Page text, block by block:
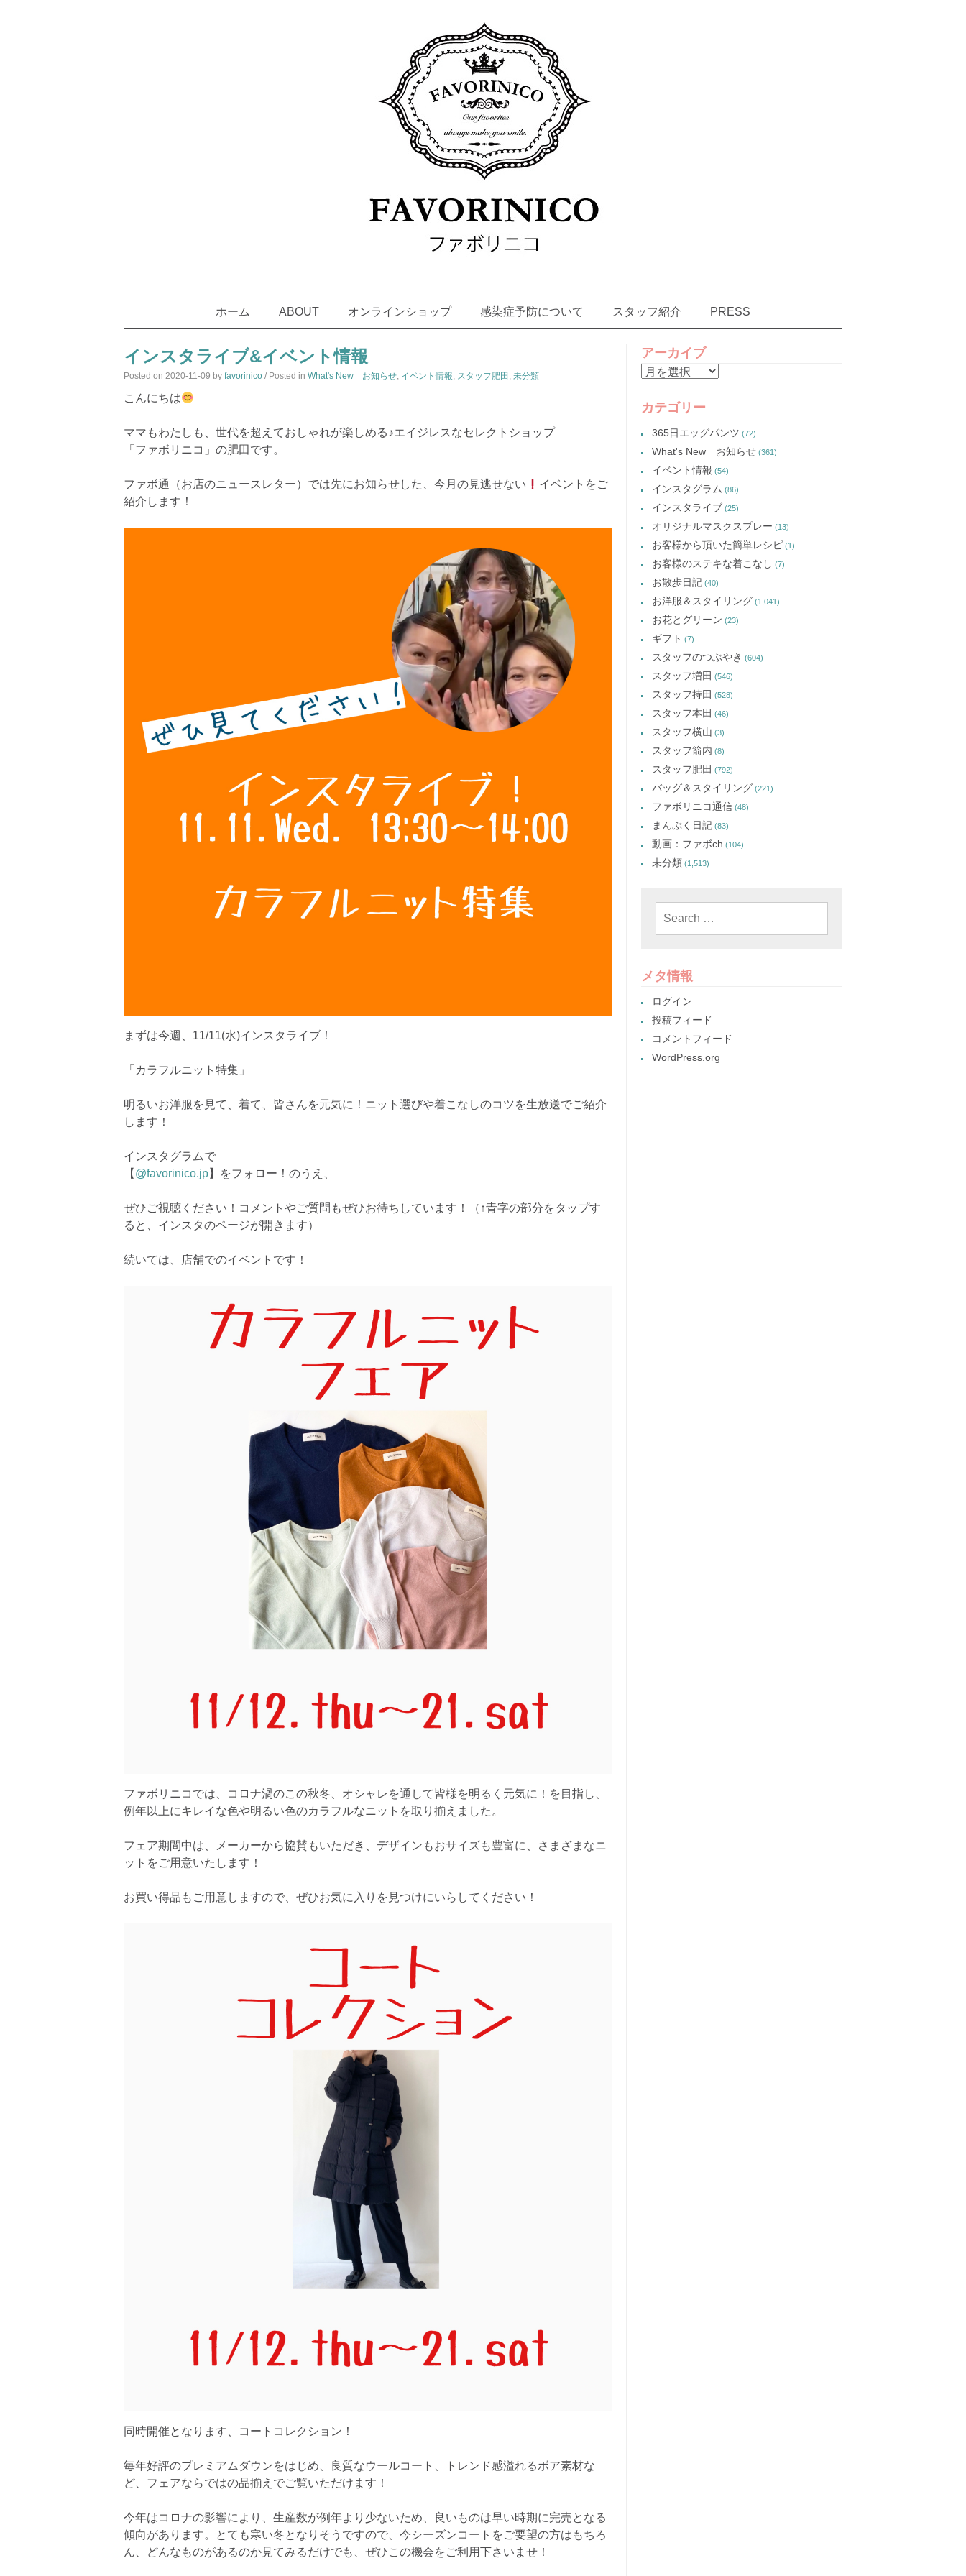
SKIP
TO
ホーム ABOUT オンラインショップ 感染症予防について スタッフ紹介 PRESS
インスタライブ&イベント情報
Posted on 2020-11-09 by favorinico / Posted in What's New お知らせ, イベント情報, スタッフ肥田 , 未分類
こんにちは
ママもわたしも、世代を超えておしゃれが楽しめる♪エイジレスなセレクトショップ
「ファボリニコ」の肥田です。
ファボ通（お店のニュースレター）では先にお知らせした、今月の見逃せない
イベントをご
紹介します！
まずは今週、11/11(水)インスタライブ！
「カラフルニット特集」
明るいお洋服を見て、着て、皆さんを元気に！ニット選びや着こなしのコツを生放送でご紹介
します！
インスタグラムで
【 @favorinico.jp】をフォロー！のうえ、
ぜひご視聴ください！コメントやご質問もぜひお待ちしています！（↑青字の部分をタップす
ると、インスタのページが開きます）
続いては、店舗でのイベントです！
ファボリニコでは、コロナ渦のこの秋冬、オシャレを通して皆様を明るく元気に！を目指し、
例年以上にキレイな色や明るい色のカラフルなニットを取り揃えました。
フェア期間中は、メーカーから協賛もいただき、デザインもおサイズも豊富に、さまざまなニ
ットをご用意いたします！
お買い得品もご用意しますので、ぜひお気に入りを見つけにいらしてください！
同時開催となります、コートコレクション！
毎年好評のプレミアムダウンをはじめ、良質なウールコート、トレンド感溢れるボア素材な
ど、フェアならではの品揃えでご覧いただけます！
今年はコロナの影響により、生産数が例年より少ないため、良いものは早い時期に完売となる
傾向があります。とても寒い冬となりそうですので、今シーズンコートをご要望の方はもちろ
ん、どんなものがあるのか見てみるだけでも、ぜひこの機会をご利用下さいませ！
アーカイブ
ア
カ
カテゴリー
365日エッグパンツ (72)
What's New お知らせ (361)
イベント情報 (54)
インスタグラム (86)
インスタライブ (25)
オリジナルマスクスプレー (13)
お客様から頂いた簡単レシピ (1)
お客様のステキな着こなし (7)
お散歩日記 (40)
お洋服＆スタイリング (1,041)
お花とグリーン (23)
ギフト (7)
スタッフのつぶやき (604)
スタッフ増田 (546)
スタッフ持田 (528)
スタッフ本田 (46)
スタッフ横山 (3)
スタッフ箭内 (8)
スタッフ肥田 (792)
バッグ＆スタイリング (221)
ファボリニコ通信 (48)
まんぷく日記 (83)
動画：ファボch (104)
未分類 (1,513)
メタ情報
ログイン
投稿フィード
コメントフィード
WordPress.org